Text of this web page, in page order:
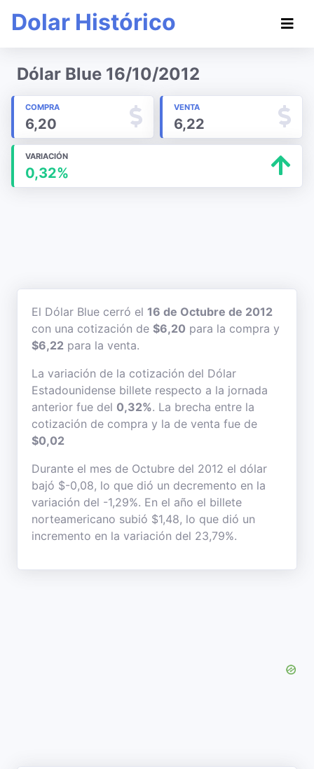
Dolar Histórico
Dólar Blue 16/10/2012
COMPRA
6,20
VENTA
6,22
VARIACIÓN
0,32%
El Dólar Blue cerró el 16 de Octubre de 2012
con una cotización de $6,20 para la compra y
$6,22 para la venta.
La variación de la cotización del Dólar
Estadounidense billete respecto a la jornada
anterior fue del 0,32%. La brecha entre la
cotización de compra y la de venta fue de
$0,02
Durante el mes de Octubre del 2012 el dólar
bajó $-0,08, lo que dió un decremento en la
variación del -1,29%. En el año el billete
norteamericano subió $1,48, lo que dió un
incremento en la variación del 23,79%.